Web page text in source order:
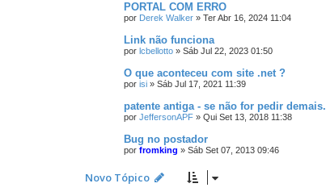
PORTAL COM ERRO
por Derek Walker » Ter Abr 16, 2024 11:04
Link não funciona
por lcbellotto » Sáb Jul 22, 2023 01:50
O que aconteceu com site .net ?
por isi » Sáb Jul 17, 2021 11:39
patente antiga - se não for pedir demais.
por JeffersonAPF » Qui Set 13, 2018 11:38
Bug no postador
por fromking » Sáb Set 07, 2013 09:46
Novo Tópico